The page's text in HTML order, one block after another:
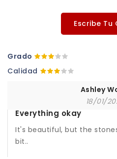
Escribe Tu
Grado
Calidad
Ashley
18/01/
Everything okay
It's beautiful, but the
bit..